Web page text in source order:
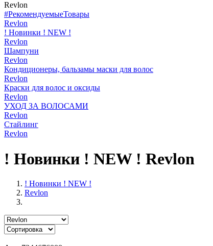
Revlon
#РекомендуемыеТовары
Revlon
! Новинки ! NEW !
Revlon
Шампуни
Revlon
Кондиционеры, бальзамы маски для волос
Revlon
Краски для волос и оксиды
Revlon
УХОД ЗА ВОЛОСАМИ
Revlon
Стайлинг
Revlon
! Новинки ! NEW ! Revlon
! Новинки ! NEW !
Revlon